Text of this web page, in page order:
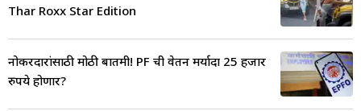
Thar Roxx Star Edition
नोकरदारांसाठी मोठी बातमी! PF ची वेतन मर्यादा 25 हजार
रुपये होणार?